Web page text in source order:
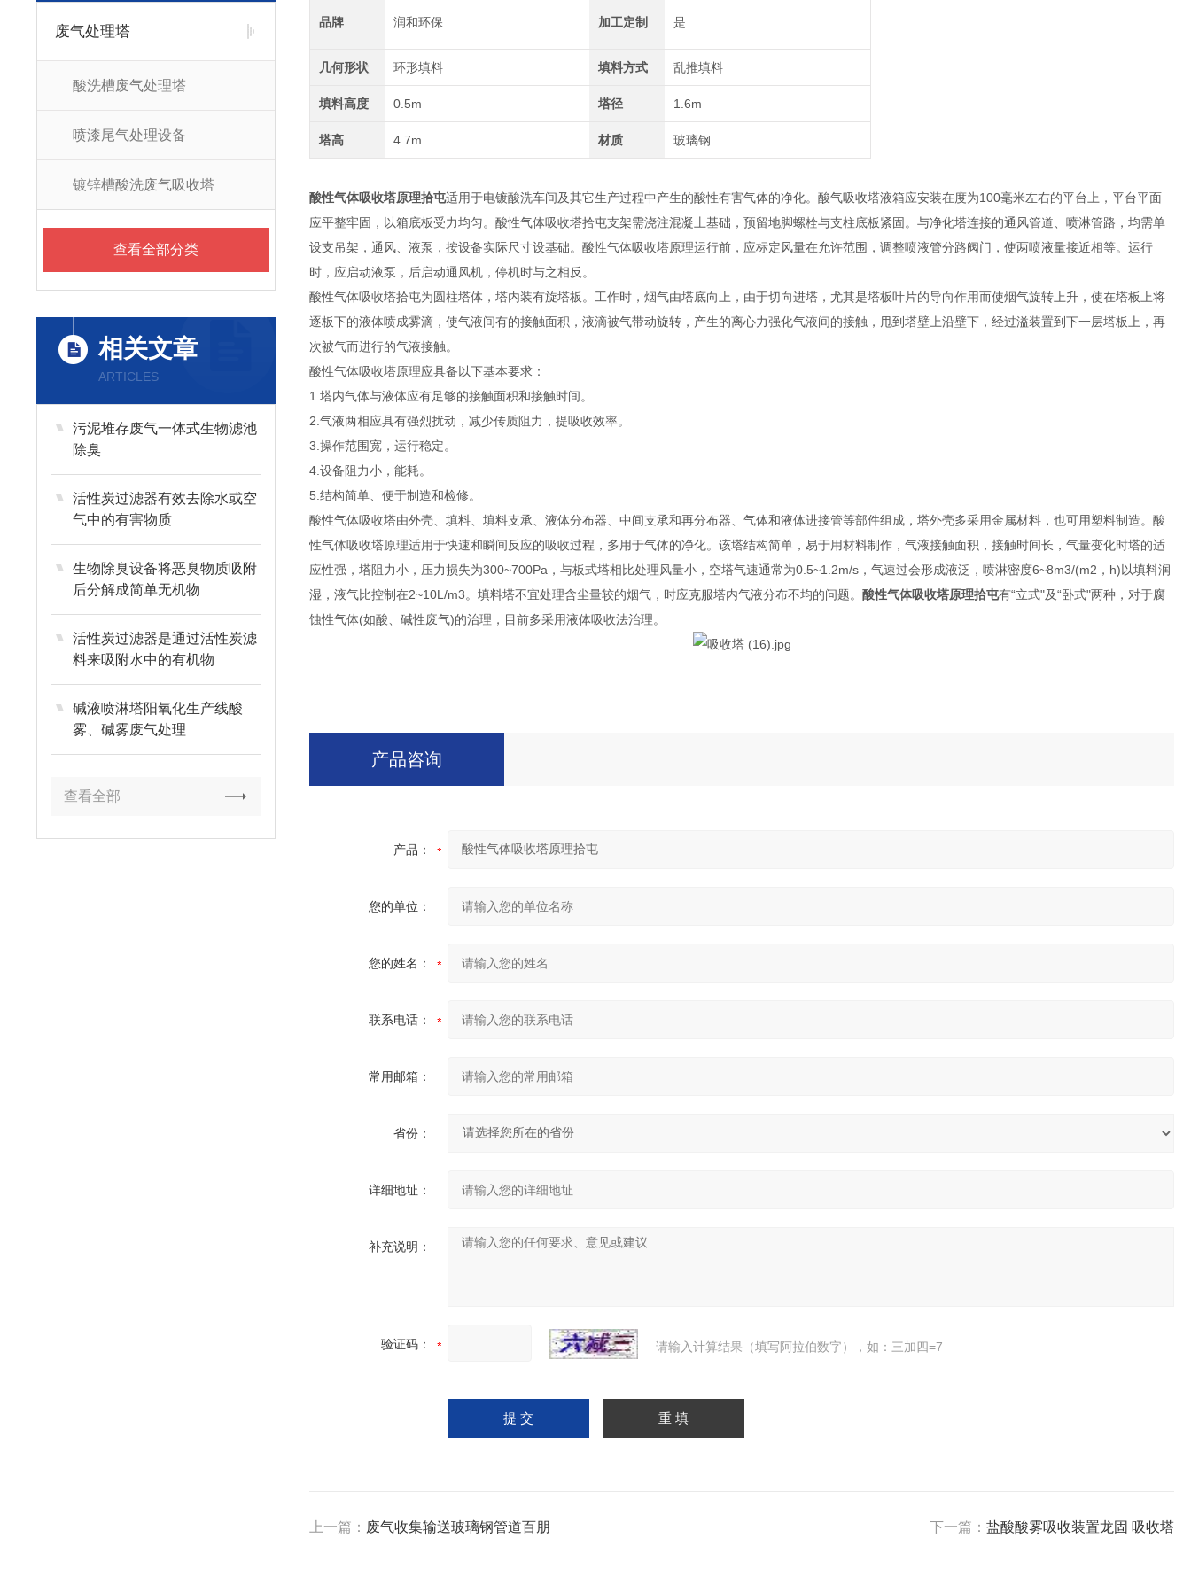
废气处理塔
酸洗槽废气处理塔
喷漆尾气处理设备
镀锌槽酸洗废气吸收塔
查看全部分类
相关文章
ARTICLES
污泥堆存废气一体式生物滤池
除臭
活性炭过滤器有效去除水或空
气中的有害物质
生物除臭设备将恶臭物质吸附
后分解成简单无机物
活性炭过滤器是通过活性炭滤
料来吸附水中的有机物
碱液喷淋塔阳氧化生产线酸
雾、碱雾废气处理
查看全部
品牌 润和环保 加工定制 是
几何形状 环形填料 填料方式 乱推填料
填料高度 0.5m 塔径 1.6m
塔高 4.7m 材质 玻璃钢
酸性气体吸收塔原理拾屯适用于电镀酸洗车间及其它生产过程中产生的酸性有害气体的净化。酸气吸收塔液箱应安装在度为100毫米左右的平台上，平台平面
应平整牢固，以箱底板受力均匀。酸性气体吸收塔拾屯支架需浇注混凝土基础，预留地脚螺栓与支柱底板紧固。与净化塔连接的通风管道、喷淋管路，均需单
设支吊架，通风、液泵，按设备实际尺寸设基础。酸性气体吸收塔原理运行前，应标定风量在允许范围，调整喷液管分路阀门，使两喷液量接近相等。运行
时，应启动液泵，后启动通风机，停机时与之相反。
酸性气体吸收塔拾屯为圆柱塔体，塔内装有旋塔板。工作时，烟气由塔底向上，由于切向进塔，尤其是塔板叶片的导向作用而使烟气旋转上升，使在塔板上将
逐板下的液体喷成雾滴，使气液间有的接触面积，液滴被气带动旋转，产生的离心力强化气液间的接触，甩到塔壁上沿壁下，经过溢装置到下一层塔板上，再
次被气而进行的气液接触。
酸性气体吸收塔原理应具备以下基本要求：
1.塔内气体与液体应有足够的接触面积和接触时间。
2.气液两相应具有强烈扰动，减少传质阻力，提吸收效率。
3.操作范围宽，运行稳定。
4.设备阻力小，能耗。
5.结构简单、便于制造和检修。
酸性气体吸收塔由外壳、填料、填料支承、液体分布器、中间支承和再分布器、气体和液体进接管等部件组成，塔外壳多采用金属材料，也可用塑料制造。酸
性气体吸收塔原理适用于快速和瞬间反应的吸收过程，多用于气体的净化。该塔结构简单，易于用材料制作，气液接触面积，接触时间长，气量变化时塔的适
应性强，塔阻力小，压力损失为300~700Pa，与板式塔相比处理风量小，空塔气速通常为0.5~1.2m/s，气速过会形成液泛，喷淋密度6~8m3/(m2，h)以填料润
湿，液气比控制在2~10L/m3。填料塔不宜处理含尘量较的烟气，时应克服塔内气液分布不均的问题。酸性气体吸收塔原理拾屯有“立式"及“卧式"两种，对于腐
蚀性气体(如酸、碱性废气)的治理，目前多采用液体吸收法治理。
产品咨询
产品：
您的单位：
您的姓名：
联系电话：
常用邮箱：
省份：
详细地址：
补充说明：
验证码： 请输入计算结果（填写阿拉伯数字），如：三加四=7
上一篇： 废气收集输送玻璃钢管道百朋 下一篇： 盐酸酸雾吸收装置龙固 吸收塔